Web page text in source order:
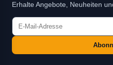
Erhalte Angebote, Neuheiten